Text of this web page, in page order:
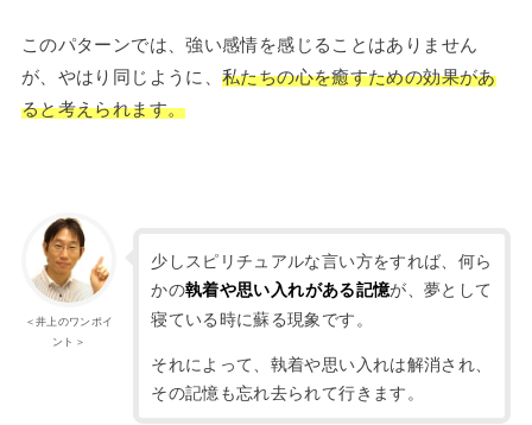
このパターンでは、強い感情を感じることはありません
が、やはり同じように、私たちの心を癒すための効果があ
ると考えられます。
＜井上のワンポイ
ント＞
少しスピリチュアルな言い方をすれば、何ら
かの執着や思い入れがある記憶が、夢として
寝ている時に蘇る現象です。
それによって、執着や思い入れは解消され、
その記憶も忘れ去られて行きます。